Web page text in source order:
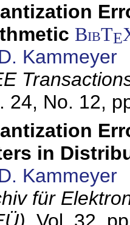
BibTE
Kammeyer
24, No. 12,
in
Kammeyer
für